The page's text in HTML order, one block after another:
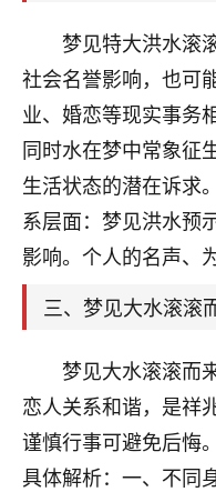
梦见特大洪水滚
社会名誉影响，也可
业、婚恋等现实事务
同时水在梦中常象征
生活状态的潜在诉求
系层面：梦见洪水预
影响。个人的名声、
三、梦见大水滚滚
梦见大水滚滚而
恋人关系和谐，是祥
谨慎行事可避免后悔
具体解析：一、不同
17分钟前 来自湖北
心若莲花
我是做餐饮的，这
一家，要么生意不
家底快败光了，真
回事？
鹿森：你可以
太阳当空赵：
址、风水、还
大环境不好，
刚找老师做了
2小时前 来自海南